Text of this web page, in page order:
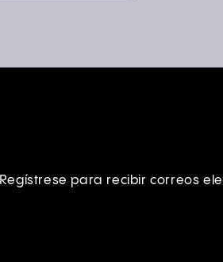
Regístrese para recibir correos